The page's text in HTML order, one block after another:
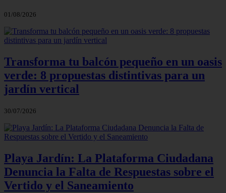
01/08/2026
Transforma tu balcón pequeño en un oasis
verde: 8 propuestas distintivas para un
jardín vertical
30/07/2026
Playa Jardín: La Plataforma Ciudadana
Denuncia la Falta de Respuestas sobre el
Vertido y el Saneamiento